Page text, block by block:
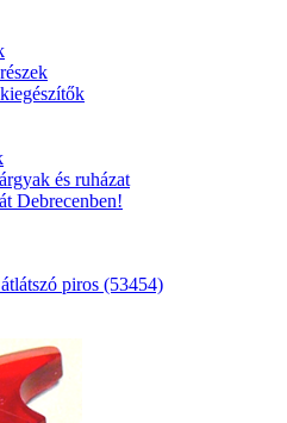
és ruházat
Debrecenben!
piros (53454)